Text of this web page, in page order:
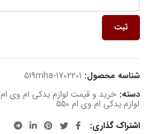
ثبت
شناسه محصول: 519mha-1702201
دسته: خرید و قیمت لوازم یدکی ام وی ام 530
لوازم یدکی ام وی ام 550
اشتراک گذاری